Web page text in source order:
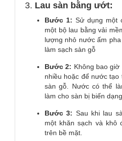
3. Lau sàn bằng ướt:
Bước 1: Sử dụng một
một bộ lau bằng vải
lượng nhỏ nước ấm
làm sạch sàn gỗ
Bước 2: Không bao
nhiều hoặc để nước
sàn gỗ. Nước có thể
làm cho sàn bị biến dạng.
Bước 3: Sau khi lau
một khăn sạch và khô
trên bề mặt.